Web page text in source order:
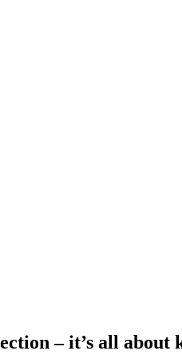
– it’s all about